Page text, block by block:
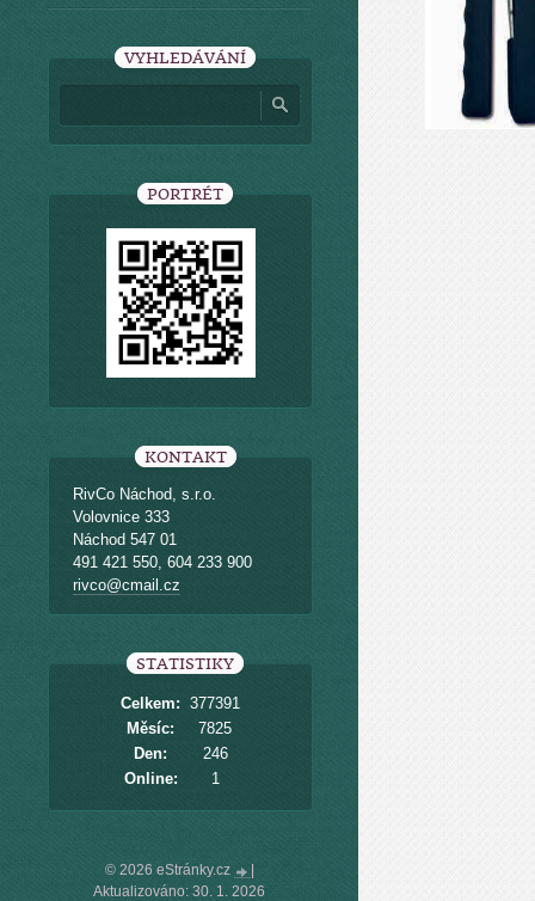
VYHLEDÁVÁNÍ
PORTRÉT
KONTAKT
RivCo Náchod, s.r.o.
Volovnice 333
Náchod 547 01
491 421 550, 604 233 900
rivco@cmail.cz
STATISTIKY
Online: 1
Celkem: 377391
Měsíc:
7825
Den:
246
© 2026 eStránky.cz
Aktualizováno: 30. 1. 2026